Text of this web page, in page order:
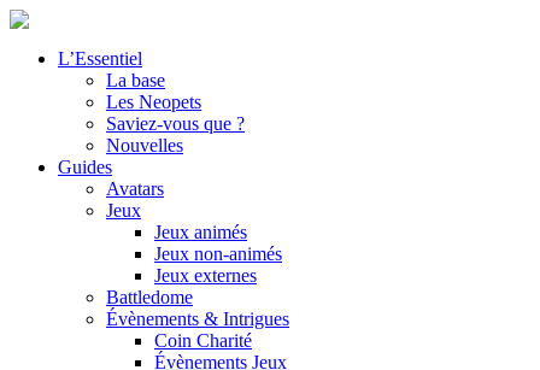
L’Essentiel
La base
Les Neopets
Saviez-vous que ?
Nouvelles
Guides
Avatars
Jeux
Jeux animés
Jeux non-animés
Jeux externes
Battledome
Évènements & Intrigues
Coin Charité
Évènements Jeux